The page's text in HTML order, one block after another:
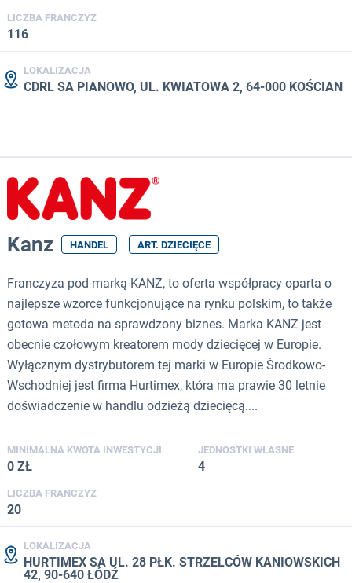
LICZBA FRANCZYZ
116
LOKALIZACJA
CDRL SA PIANOWO, UL. KWIATOWA 2, 64-000 KOŚCIAN
Kanz HANDEL ART. DZIECIĘCE
Franczyza pod marką KANZ, to oferta współpracy oparta o
najlepsze wzorce funkcjonujące na rynku polskim, to także
gotowa metoda na sprawdzony biznes. Marka KANZ jest
obecnie czołowym kreatorem mody dziecięcej w Europie.
Wyłącznym dystrybutorem tej marki w Europie Środkowo-
Wschodniej jest firma Hurtimex, która ma prawie 30 letnie
doświadczenie w handlu odzieżą dziecięcą....
MINIMALNA KWOTA INWESTYCJI
0 ZŁ
JEDNOSTKI WŁASNE
4
LICZBA FRANCZYZ
20
LOKALIZACJA
HURTIMEX SA UL. 28 PŁK. STRZELCÓW KANIOWSKICH
42, 90-640 ŁÓDŹ